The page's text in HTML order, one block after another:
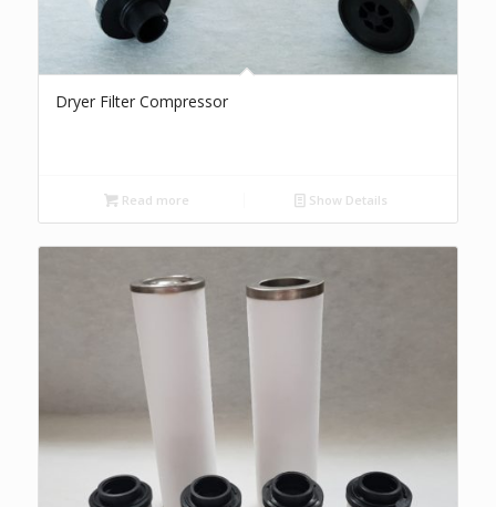
Dryer Filter Compressor
Read more Show Details